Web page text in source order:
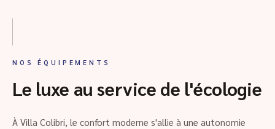
NOS ÉQUIPEMENTS
Le luxe au service de l'écologie
À Villa Colibri, le confort moderne s'allie à une autonomie